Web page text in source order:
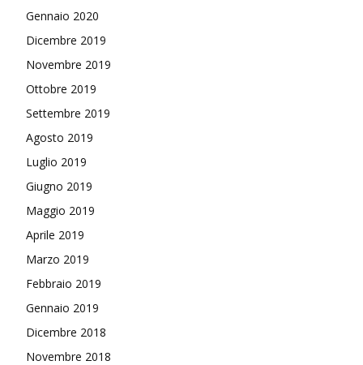
Gennaio 2020
Dicembre 2019
Novembre 2019
Ottobre 2019
Settembre 2019
Agosto 2019
Luglio 2019
Giugno 2019
Maggio 2019
Aprile 2019
Marzo 2019
Febbraio 2019
Gennaio 2019
Dicembre 2018
Novembre 2018